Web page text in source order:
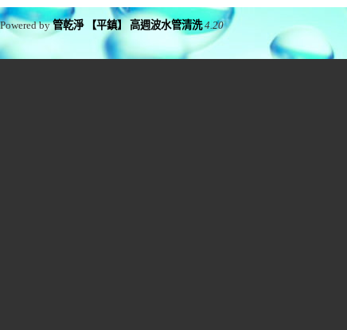
Powered by管乾淨 【平鎮】 高週波水管清洗 4.20